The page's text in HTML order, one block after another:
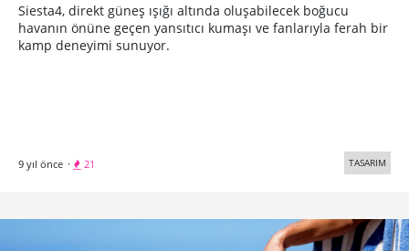
Siesta4, direkt güneş ışığı altında oluşabilecek boğucu
havanın önüne geçen yansıtıcı kumaşı ve fanlarıyla ferah bir
kamp deneyimi sunuyor.
9 yıl önce · 21 TASARIM